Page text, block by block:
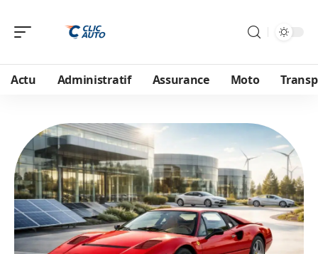
Actu Administratif Assurance Moto